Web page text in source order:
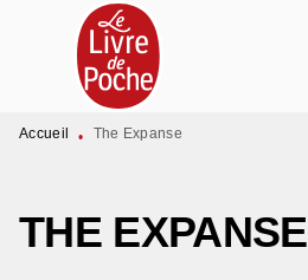
MENU RECHERCHE
PIED DE PAGE
Accueil • The Expanse
THE EXPANSE